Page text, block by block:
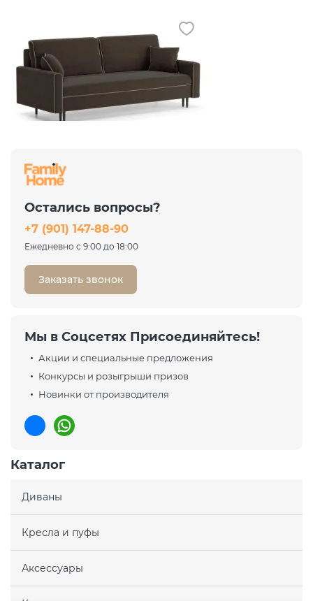
Диван Порту Leonardo 06
коричневый
46 817 ₽ 62 423 ₽
Остались вопросы?
+7 (901) 147-88-90
Ежедневно с 9:00 до 18:00
Заказать звонок
Мы в Соцсетях Присоединяйтесь!
Акции и специальные предложения
Конкурсы и розыгрыши призов
Новинки от производителя
Каталог
Диваны
Кресла и пуфы
Аксессуары